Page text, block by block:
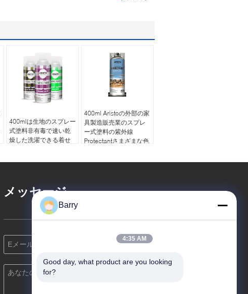
400mlは生地のスプレー
式塗料非有毒で速い乾
燥した洗濯できる着せ
400ml Aristoの外部の家
具製造販売業のスプレ
ー式塗料の紫外線
Protectantさまざまな色
メッセージ
Barry
4:35 AM
Good day, what product are you looking
for?